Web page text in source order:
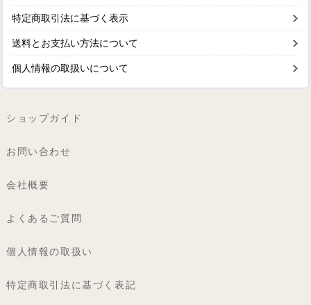
特定商取引法に基づく表示
送料とお支払い方法について
個人情報の取扱いについて
ショップガイド
お問い合わせ
会社概要
よくあるご質問
個人情報の取扱い
特定商取引法に基づく表記